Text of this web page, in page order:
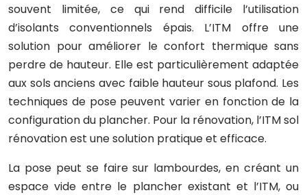
souvent limitée, ce qui rend difficile l’utilisation
d’isolants conventionnels épais. L’ITM offre une
solution pour améliorer le confort thermique sans
perdre de hauteur. Elle est particulièrement adaptée
aux sols anciens avec faible hauteur sous plafond. Les
techniques de pose peuvent varier en fonction de la
configuration du plancher. Pour la rénovation, l’ITM sol
rénovation est une solution pratique et efficace.
La pose peut se faire sur lambourdes, en créant un
espace vide entre le plancher existant et l’ITM, ou